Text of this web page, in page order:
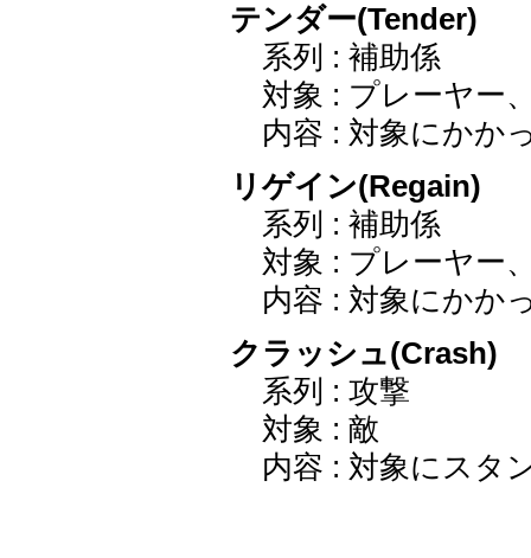
テンダー(Tender)
系列 : 補助係
対象 : プレーヤー
内容 : 対象にかか
リゲイン(Regain)
系列 : 補助係
対象 : プレーヤー
内容 : 対象にかか
クラッシュ(Crash)
系列 : 攻撃
対象 : 敵
内容 : 対象にスタ